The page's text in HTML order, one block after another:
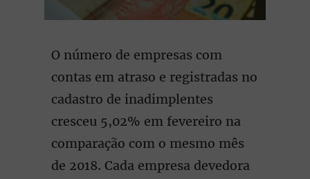
O número de empresas com
contas em atraso e registradas no
cadastro de inadimplentes
cresceu 5,02% em fevereiro na
comparação com o mesmo mês
de 2018. Cada empresa devedora